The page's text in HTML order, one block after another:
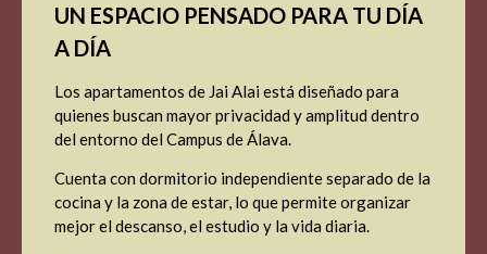
UN ESPACIO PENSADO PARA TU DÍA
A DÍA
Los apartamentos de Jai Alai está diseñado para
quienes buscan mayor privacidad y amplitud dentro
del entorno del Campus de Álava.
Cuenta con dormitorio independiente separado de la
cocina y la zona de estar, lo que permite organizar
mejor el descanso, el estudio y la vida diaria.